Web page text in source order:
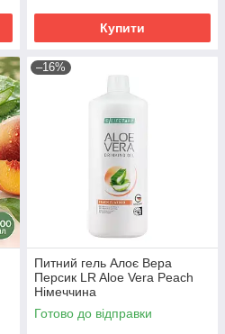
Купити
–16%
Питний гель Алоє Вера
Персик LR Aloe Vera Peach
Німеччина
Готово до відправки